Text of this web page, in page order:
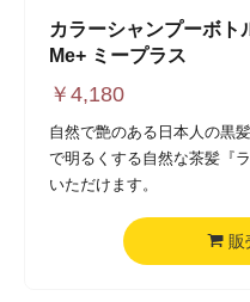
カラーシャンプーボト
Me+ ミープラス
￥ 4,180
自然で艶のある日本人の黒
で明るくする自然な茶髪『
いただけます。
販